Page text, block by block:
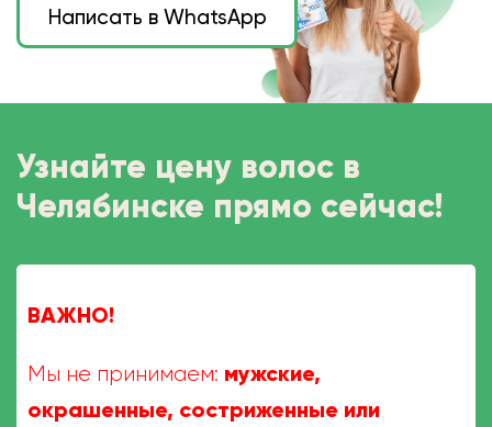
Написать в WhatsApp
Узнайте цену волос в
Челябинске прямо сейчас!
ВАЖНО!
Мы не принимаем: мужские,
окрашенные, состриженные или